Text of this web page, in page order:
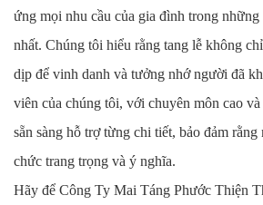
ứng mọi nhu cầu của gia đình trong
nhất. Chúng tôi hiểu rằng tang lễ không
dịp để vinh danh và tưởng nhớ người đã
viên của chúng tôi, với chuyên môn cao
sẵn sàng hỗ trợ từng chi tiết, bảo đảm
chức trang trọng và ý nghĩa.
Hãy để Công Ty Mai Táng Phước Thiện